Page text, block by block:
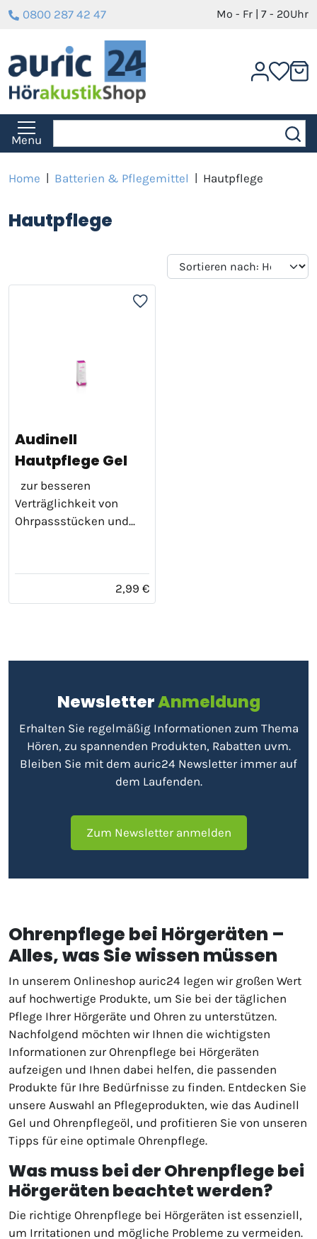
0800 287 42 47 Mo - Fr | 7 - 20Uhr
Menu
Home | Batterien & Pflegemittel | Hautpflege
Hautpflege
Audinell
Hautpflege Gel
zur besseren
Verträglichkeit von
Ohrpassstücken und...
2,99 €
NewsletterAnmeldung
Erhalten Sie regelmäßig Informationen zum Thema
Hören, zu spannenden Produkten, Rabatten uvm.
Bleiben Sie mit dem auric24 Newsletter immer auf
dem Laufenden.
Zum Newsletter anmelden
Ohrenpflege bei Hörgeräten –
Alles, was Sie wissen müssen
In unserem Onlineshop auric24 legen wir großen Wert
auf hochwertige Produkte, um Sie bei der täglichen
Pflege Ihrer Hörgeräte und Ohren zu unterstützen.
Nachfolgend möchten wir Ihnen die wichtigsten
Informationen zur Ohrenpflege bei Hörgeräten
aufzeigen und Ihnen dabei helfen, die passenden
Produkte für Ihre Bedürfnisse zu finden. Entdecken Sie
unsere Auswahl an Pflegeprodukten, wie das Audinell
Gel und Ohrenpflegeöl, und profitieren Sie von unseren
Tipps für eine optimale Ohrenpflege.
Was muss bei der Ohrenpflege bei
Hörgeräten beachtet werden?
Die richtige Ohrenpflege bei Hörgeräten ist essenziell,
um Irritationen und mögliche Probleme zu vermeiden.